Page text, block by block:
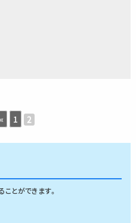
« 1 2
とができます。